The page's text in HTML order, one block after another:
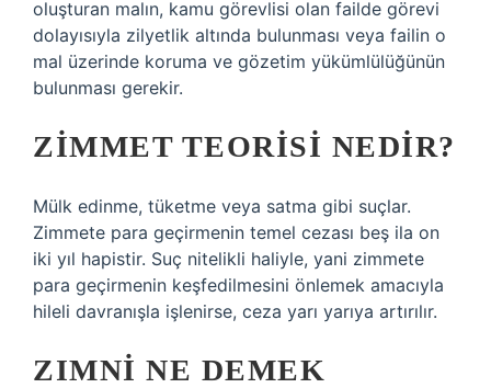
oluşturan malın, kamu görevlisi olan failde görevi
dolayısıyla zilyetlik altında bulunması veya failin o
mal üzerinde koruma ve gözetim yükümlülüğünün
bulunması gerekir.
ZIMMET TEORISI NEDIR?
Mülk edinme, tüketme veya satma gibi suçlar.
Zimmete para geçirmenin temel cezası beş ila on
iki yıl hapistir. Suç nitelikli haliyle, yani zimmete
para geçirmenin keşfedilmesini önlemek amacıyla
hileli davranışla işlenirse, ceza yarı yarıya artırılır.
ZIMNI NE DEMEK